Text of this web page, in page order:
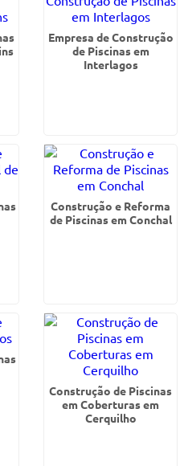
Empresa de Construção
de Piscinas em
Interlagos
Construção e Reforma
de Piscinas em Conchal
Construção de Piscinas
em Coberturas em
Cerquilho